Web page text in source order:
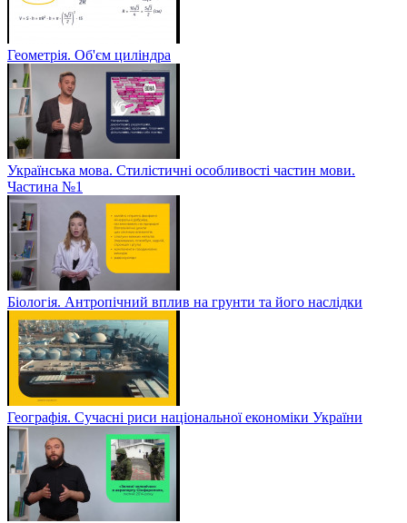
Геометрія. Об'єм циліндра
Українська мова. Стилістичні особливості частин мови.
Частина №1
Біологія. Антропічний вплив на грунти та його наслідки
Географія. Сучасні риси національної економіки України